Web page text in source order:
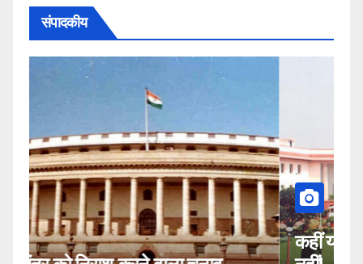
संपादकीय
कहीं यह सीजेआई के खिलाफ साजिश तो